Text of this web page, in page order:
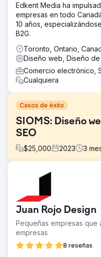
Edkent Media ha
empresas en todo
10 años,
B2G.
Toronto, Ontario,
Diseño web, Diseño
Comercio electrónico,
Cualquiera
Casos de éxito
SIOMS: Diseño
SEO
$25,000 2023 3
El objetivo de este
Maxillofacial Surgery.
La solución
Nuestra solución fue
de investigación/
personalizado, único y
Juan Rojo Design
Pequeñas empresas que
empresas
8 reseñas